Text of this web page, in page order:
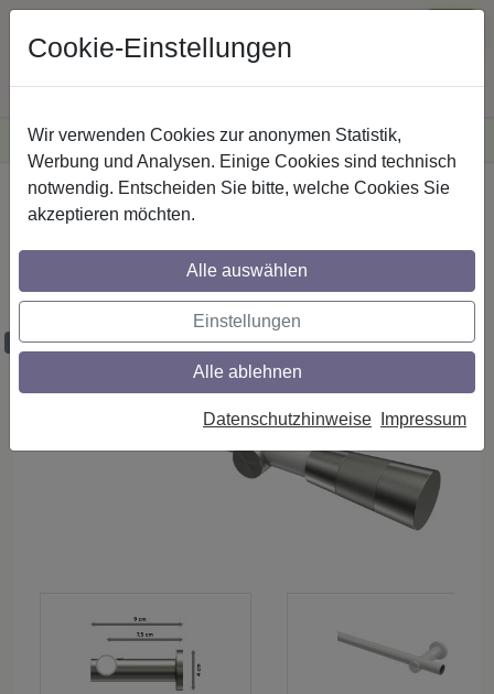
VersandkostenfreieLieferung innerhalb Deutschlands
Sichere Zahlung
Startseite Gardinenstangen Metall
1-läufig, Modell PLATON - Tanara Weiß /
Edelstahl-Optik (ohne Ringe)
Maßzuschnitt möglich
Cookie-Einstellungen
Wir verwenden Cookies zur anonymen Statistik,
Werbung und Analysen. Einige Cookies sind technisch
notwendig. Entscheiden Sie bitte, welche Cookies Sie
akzeptieren möchten.
Alle auswählen
Einstellungen
Alle ablehnen
Datenschutzhinweise Impressum